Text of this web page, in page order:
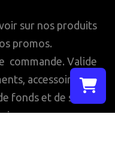
sur nos produits
promos.
commande. Valide
accessoires,
fonds et de ski de